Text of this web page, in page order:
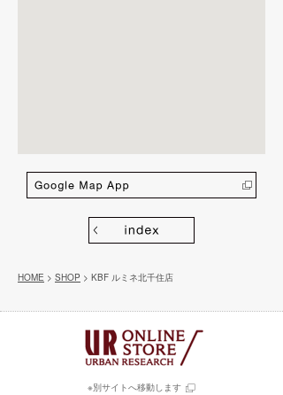
HOME > SHOP > KBF ルミネ北千住店
※別サイトへ移動します